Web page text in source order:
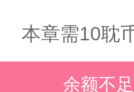
本章需10耽
余额不